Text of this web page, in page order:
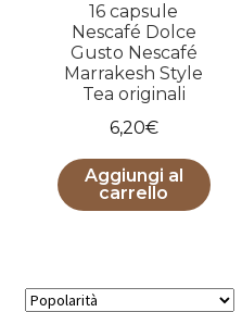
16 capsule
Nescafé Dolce
Gusto Nescafé
Marrakesh Style
Tea originali
6,20€
Aggiungi al
carrello